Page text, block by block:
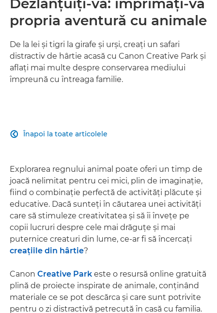
Dezlănţuiţi-vă: imprimaţi-vă
propria aventură cu animale
De la lei şi tigri la girafe şi urşi, creaţi un safari
distractiv de hârtie acasă cu Canon Creative Park şi
aflaţi mai multe despre conservarea mediului
împreună cu întreaga familie.
Înapoi la toate articolele

Explorarea regnului animal poate oferi un timp de
joacă nelimitat pentru cei mici, plin de imaginaţie,
fiind o combinaţie perfectă de activităţi plăcute şi
educative. Dacă sunteţi în căutarea unei activităţi
care să stimuleze creativitatea şi să îi înveţe pe
copii lucruri despre cele mai drăguţe şi mai
puternice creaturi din lume, ce-ar fi să încercaţi
creaţiile din hârtie?
Canon Creative Park este o resursă online gratuită
plină de proiecte inspirate de animale, conţinând
materiale ce se pot descărca şi care sunt potrivite
pentru o zi distractivă petrecută în casă cu familia.